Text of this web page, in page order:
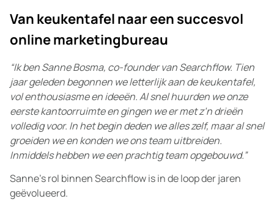
Van keukentafel naar een succesvol
online marketingbureau
“Ik ben Sanne Bosma, co-founder van Searchflow. Tien
jaar geleden begonnen we letterlijk aan de keukentafel,
vol enthousiasme en ideeën. Al snel huurden we onze
eerste kantoorruimte en gingen we er met z’n drieën
volledig voor. In het begin deden we alles zelf, maar al snel
groeiden we en konden we ons team uitbreiden.
Inmiddels hebben we een prachtig team opgebouwd.”
Sanne’s rol binnen Searchflow is in de loop der jaren
geëvolueerd.